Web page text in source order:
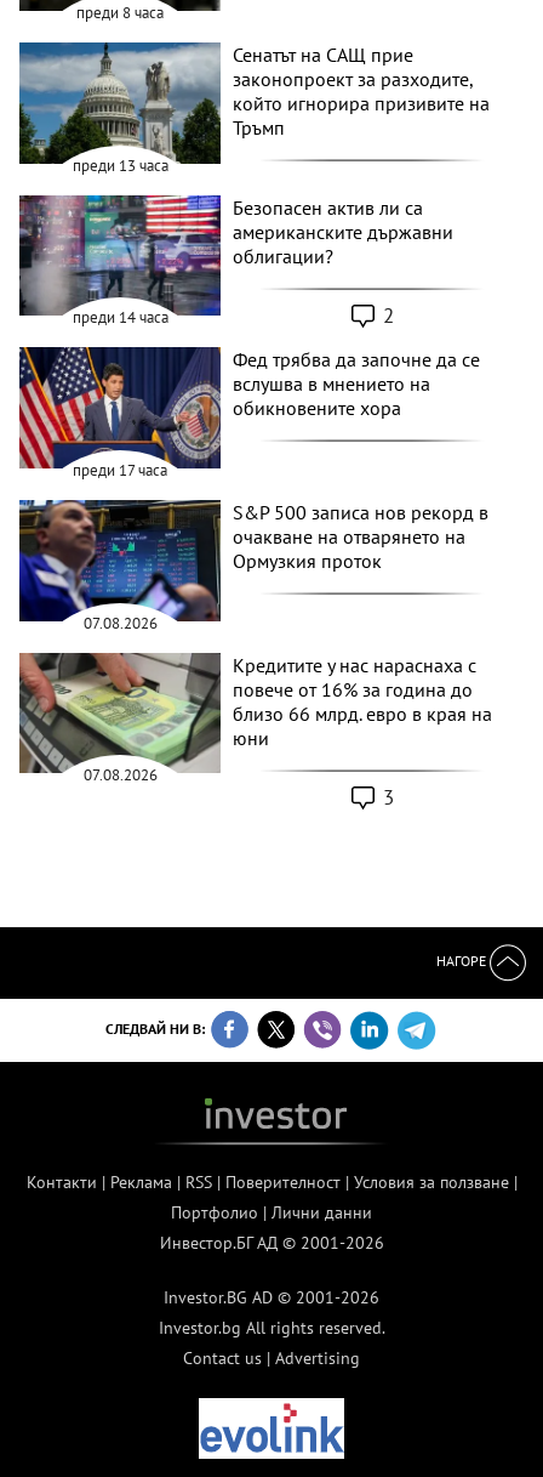
преди 8 часа
преди 13 часа
Сенатът на САЩ прие
законопроект за разходите,
който игнорира призивите на
Тръмп
преди 14 часа
Безопасен актив ли са
американските държавни
облигации?
2
преди 17 часа
Фед трябва да започне да се
вслушва в мнението на
обикновените хора
07.08.2026
S&P 500 записа нов рекорд в
очакване на отварянето на
Ормузкия проток
07.08.2026
Кредитите у нас нараснаха с
повече от 16% за година до
близо 66 млрд. евро в края на
юни
3
НАГОРЕ
СЛЕДВАЙ НИ В:
Контакти | Реклама | RSS| Поверителност| Условия за ползване|
Портфолио | Лични данни
Инвестор.БГ АД © 2001-2026
Investor.BG AD © 2001-2026
Investor.bg All rights reserved.
Contact us | Advertising